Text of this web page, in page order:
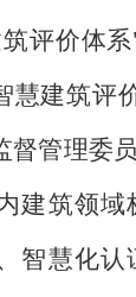
评价体
慧建筑评
管理委员
建筑领域
智慧化认